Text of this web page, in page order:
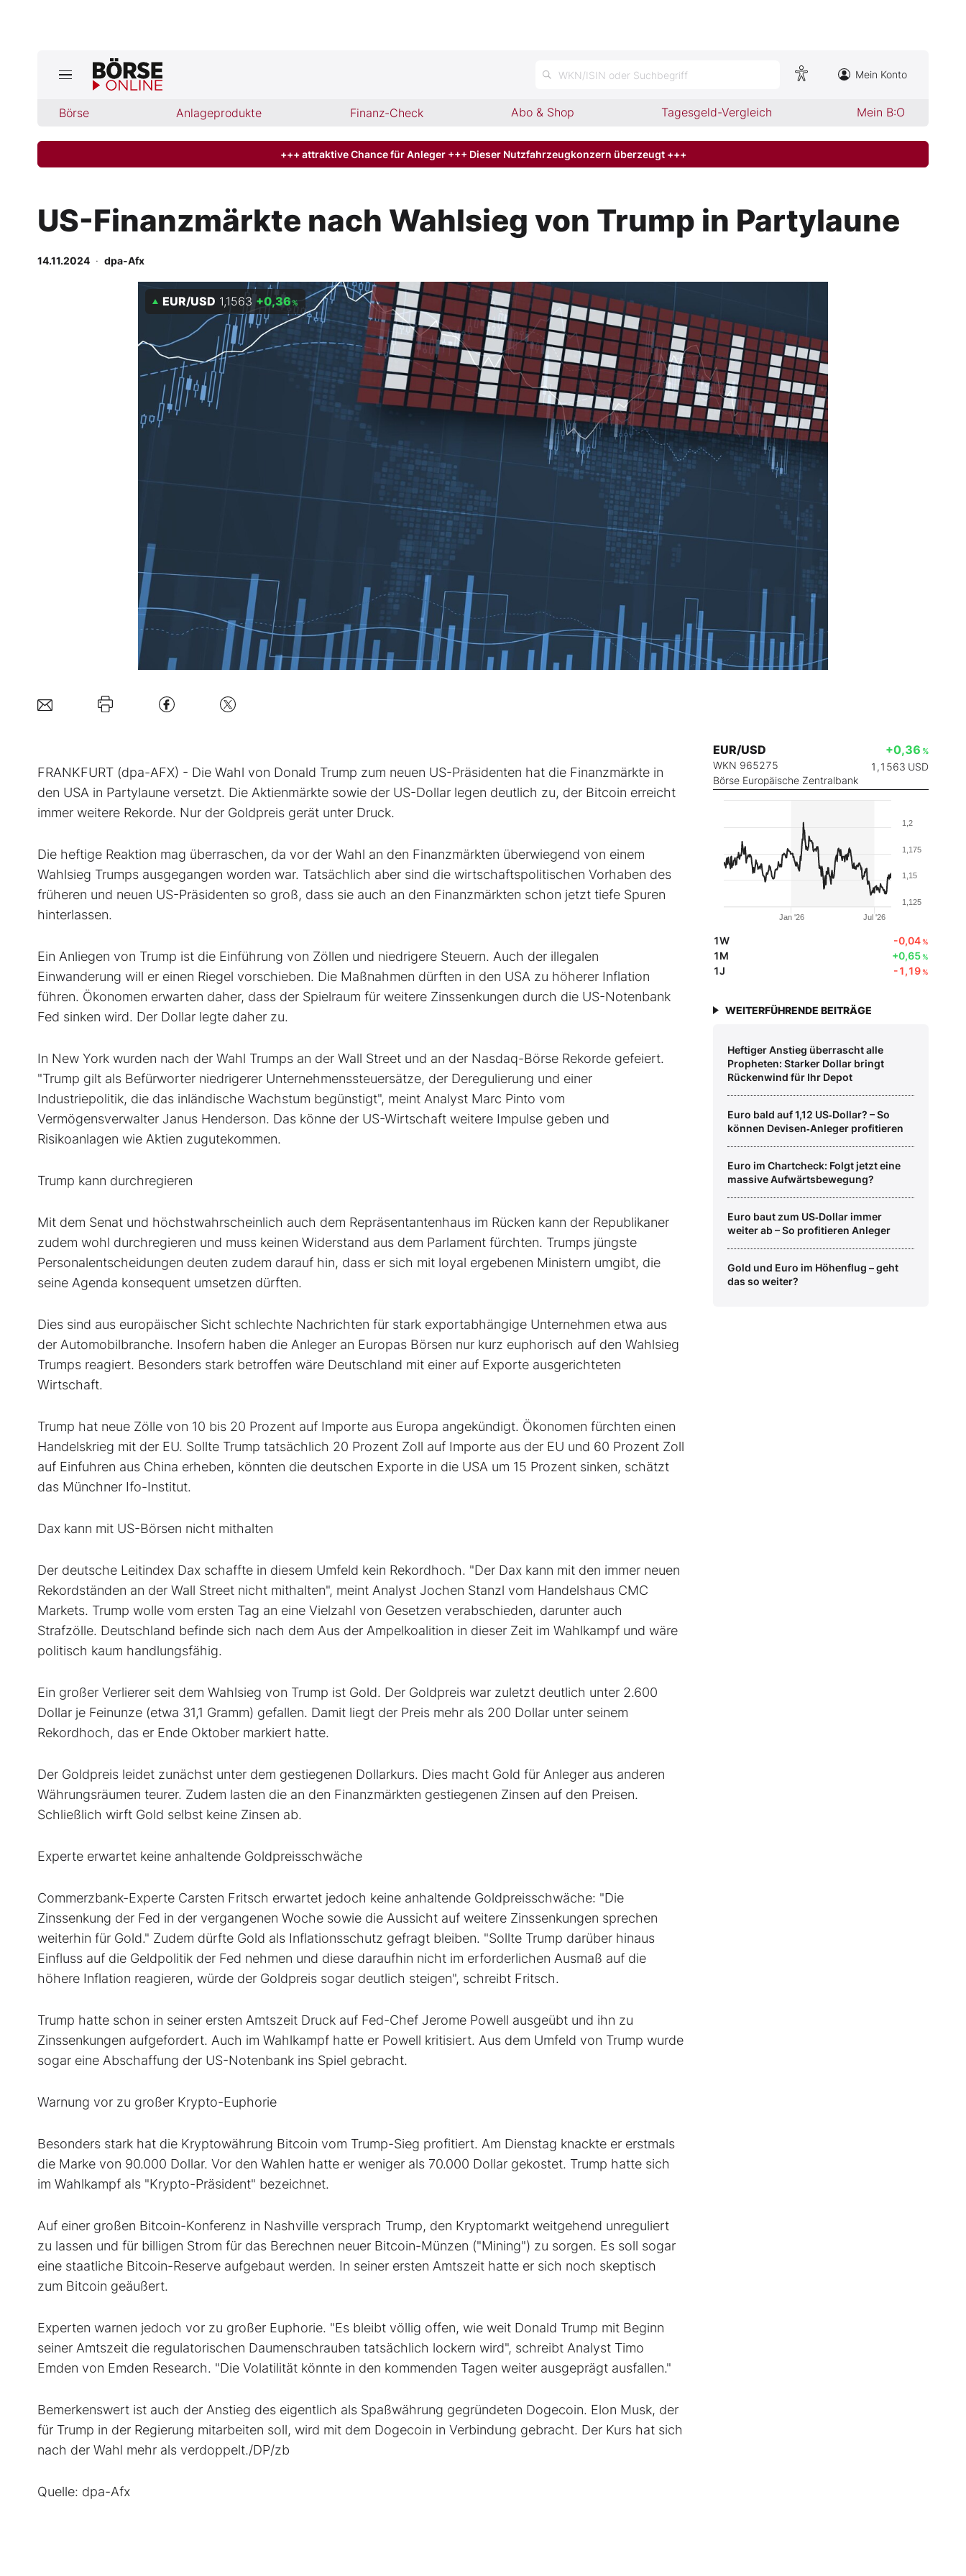
WKN/ISIN oder Suchbegriff Mein Konto
Börse Anlageprodukte Finanz-Check Abo & Shop Tagesgeld-Vergleich Mein B:O
Börse
Abo & Shop
BO-Musterdepots
Experten
Mein B:O
Mein Konto
+++ attraktive Chance für Anleger +++ Dieser Nutzfahrzeugkonzern überzeugt +++
US-Finanzmärkte nach Wahlsieg von Trump in Partylaune
14.11.2024 · dpa-Afx
EUR/USD 1,1563 +0,36%
FRANKFURT (dpa-AFX) - Die Wahl von Donald Trump zum neuen US-Präsidenten hat die Finanzmärkte in
den USA in Partylaune versetzt. Die Aktienmärkte sowie der US-Dollar legen deutlich zu, der Bitcoin erreicht
immer weitere Rekorde. Nur der Goldpreis gerät unter Druck.
Die heftige Reaktion mag überraschen, da vor der Wahl an den Finanzmärkten überwiegend von einem
Wahlsieg Trumps ausgegangen worden war. Tatsächlich aber sind die wirtschaftspolitischen Vorhaben des
früheren und neuen US-Präsidenten so groß, dass sie auch an den Finanzmärkten schon jetzt tiefe Spuren
hinterlassen.
Ein Anliegen von Trump ist die Einführung von Zöllen und niedrigere Steuern. Auch der illegalen
Einwanderung will er einen Riegel vorschieben. Die Maßnahmen dürften in den USA zu höherer Inflation
führen. Ökonomen erwarten daher, dass der Spielraum für weitere Zinssenkungen durch die US-Notenbank
Fed sinken wird. Der Dollar legte daher zu.
In New York wurden nach der Wahl Trumps an der Wall Street und an der Nasdaq-Börse Rekorde gefeiert.
"Trump gilt als Befürworter niedrigerer Unternehmenssteuersätze, der Deregulierung und einer
Industriepolitik, die das inländische Wachstum begünstigt", meint Analyst Marc Pinto vom
Vermögensverwalter Janus Henderson. Das könne der US-Wirtschaft weitere Impulse geben und
Risikoanlagen wie Aktien zugutekommen.
Trump kann durchregieren
Mit dem Senat und höchstwahrscheinlich auch dem Repräsentantenhaus im Rücken kann der Republikaner
zudem wohl durchregieren und muss keinen Widerstand aus dem Parlament fürchten. Trumps jüngste
Personalentscheidungen deuten zudem darauf hin, dass er sich mit loyal ergebenen Ministern umgibt, die
seine Agenda konsequent umsetzen dürften.
Dies sind aus europäischer Sicht schlechte Nachrichten für stark exportabhängige Unternehmen etwa aus
der Automobilbranche. Insofern haben die Anleger an Europas Börsen nur kurz euphorisch auf den Wahlsieg
Trumps reagiert. Besonders stark betroffen wäre Deutschland mit einer auf Exporte ausgerichteten
Wirtschaft.
Trump hat neue Zölle von 10 bis 20 Prozent auf Importe aus Europa angekündigt. Ökonomen fürchten einen
Handelskrieg mit der EU. Sollte Trump tatsächlich 20 Prozent Zoll auf Importe aus der EU und 60 Prozent Zoll
auf Einfuhren aus China erheben, könnten die deutschen Exporte in die USA um 15 Prozent sinken, schätzt
das Münchner Ifo-Institut.
Dax kann mit US-Börsen nicht mithalten
Der deutsche Leitindex Dax schaffte in diesem Umfeld kein Rekordhoch. "Der Dax kann mit den immer neuen
Rekordständen an der Wall Street nicht mithalten", meint Analyst Jochen Stanzl vom Handelshaus CMC
Markets. Trump wolle vom ersten Tag an eine Vielzahl von Gesetzen verabschieden, darunter auch
Strafzölle. Deutschland befinde sich nach dem Aus der Ampelkoalition in dieser Zeit im Wahlkampf und wäre
politisch kaum handlungsfähig.
Ein großer Verlierer seit dem Wahlsieg von Trump ist Gold. Der Goldpreis war zuletzt deutlich unter 2.600
Dollar je Feinunze (etwa 31,1 Gramm) gefallen. Damit liegt der Preis mehr als 200 Dollar unter seinem
Rekordhoch, das er Ende Oktober markiert hatte.
Der Goldpreis leidet zunächst unter dem gestiegenen Dollarkurs. Dies macht Gold für Anleger aus anderen
Währungsräumen teurer. Zudem lasten die an den Finanzmärkten gestiegenen Zinsen auf den Preisen.
Schließlich wirft Gold selbst keine Zinsen ab.
Experte erwartet keine anhaltende Goldpreisschwäche
Commerzbank-Experte Carsten Fritsch erwartet jedoch keine anhaltende Goldpreisschwäche: "Die
Zinssenkung der Fed in der vergangenen Woche sowie die Aussicht auf weitere Zinssenkungen sprechen
weiterhin für Gold." Zudem dürfte Gold als Inflationsschutz gefragt bleiben. "Sollte Trump darüber hinaus
Einfluss auf die Geldpolitik der Fed nehmen und diese daraufhin nicht im erforderlichen Ausmaß auf die
höhere Inflation reagieren, würde der Goldpreis sogar deutlich steigen", schreibt Fritsch.
Trump hatte schon in seiner ersten Amtszeit Druck auf Fed-Chef Jerome Powell ausgeübt und ihn zu
Zinssenkungen aufgefordert. Auch im Wahlkampf hatte er Powell kritisiert. Aus dem Umfeld von Trump wurde
sogar eine Abschaffung der US-Notenbank ins Spiel gebracht.
Warnung vor zu großer Krypto-Euphorie
Besonders stark hat die Kryptowährung Bitcoin vom Trump-Sieg profitiert. Am Dienstag knackte er erstmals
die Marke von 90.000 Dollar. Vor den Wahlen hatte er weniger als 70.000 Dollar gekostet. Trump hatte sich
im Wahlkampf als "Krypto-Präsident" bezeichnet.
Auf einer großen Bitcoin-Konferenz in Nashville versprach Trump, den Kryptomarkt weitgehend unreguliert
zu lassen und für billigen Strom für das Berechnen neuer Bitcoin-Münzen ("Mining") zu sorgen. Es soll sogar
eine staatliche Bitcoin-Reserve aufgebaut werden. In seiner ersten Amtszeit hatte er sich noch skeptisch
zum Bitcoin geäußert.
Experten warnen jedoch vor zu großer Euphorie. "Es bleibt völlig offen, wie weit Donald Trump mit Beginn
seiner Amtszeit die regulatorischen Daumenschrauben tatsächlich lockern wird", schreibt Analyst Timo
Emden von Emden Research. "Die Volatilität könnte in den kommenden Tagen weiter ausgeprägt ausfallen."
Bemerkenswert ist auch der Anstieg des eigentlich als Spaßwährung gegründeten Dogecoin. Elon Musk, der
für Trump in der Regierung mitarbeiten soll, wird mit dem Dogecoin in Verbindung gebracht. Der Kurs hat sich
nach der Wahl mehr als verdoppelt./DP/zb
Quelle: dpa-Afx
EUR/USD
WKN 965275
Börse Europäische Zentralbank
+0,36 %
1,1563 USD
Jan '26 Jul '26
1,125
1,15
1,175
1,2
1W -0,04%
1M +0,65%
1J -1,19%
WEITERFÜHRENDE BEITRÄGE
Heftiger Anstieg überrascht alle
Propheten: Starker Dollar bringt
Rückenwind für Ihr Depot
Euro bald auf 1,12 US‑Dollar? – So
können Devisen‑Anleger profitieren
Euro im Chartcheck: Folgt jetzt eine
massive Aufwärtsbewegung?
Euro baut zum US‑Dollar immer
weiter ab – So profitieren Anleger
Gold und Euro im Höhenflug – geht
das so weiter?